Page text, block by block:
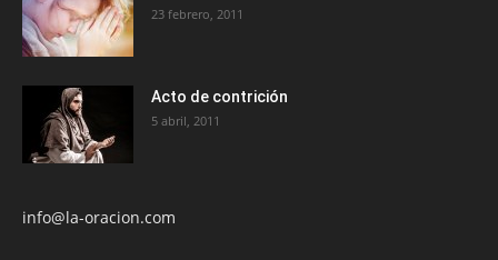
23 febrero, 2011
Acto de contrición
5 abril, 2011
info@la-oracion.com